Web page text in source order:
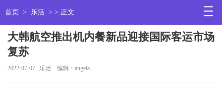
首页 > 乐活 > > 正文
大韩航空推出机内餐新品迎接国际客运市场
复苏
2022-07-07 乐活 编辑：angela